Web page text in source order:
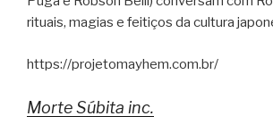
rituais, magias e feitiços da cultura
https://projetomayhem.com.br/
Morte Súbita inc.